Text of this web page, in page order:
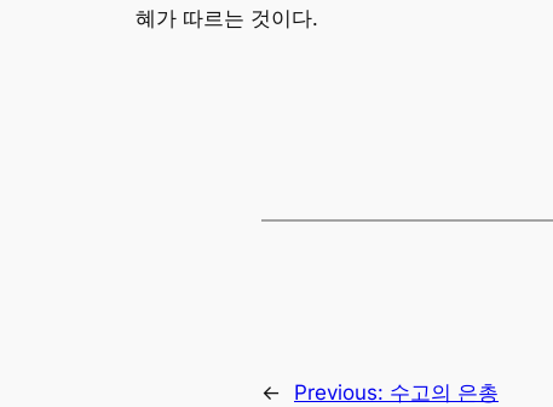
혜가 따르는 것이다.
← Previous: 수고의 은총